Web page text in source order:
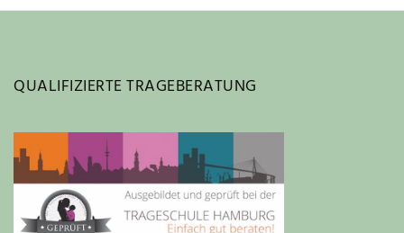
QUALIFIZIERTE TRAGEBERATUNG